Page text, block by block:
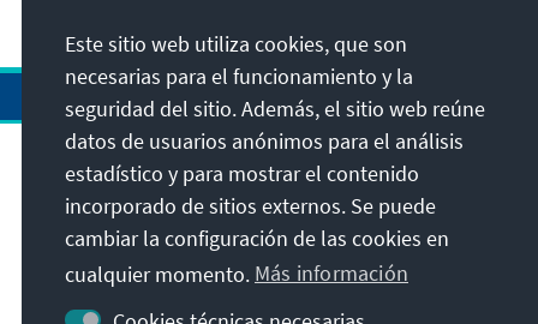
Dirección
Contacto
Visita también
Este sitio web utiliza cookies, que son
necesarias para el funcionamiento y la
seguridad del sitio. Además, el sitio web reúne
datos de usuarios anónimos para el análisis
estadístico y para mostrar el contenido
incorporado de sitios externos. Se puede
cambiar la configuración de las cookies en
cualquier momento. Más información